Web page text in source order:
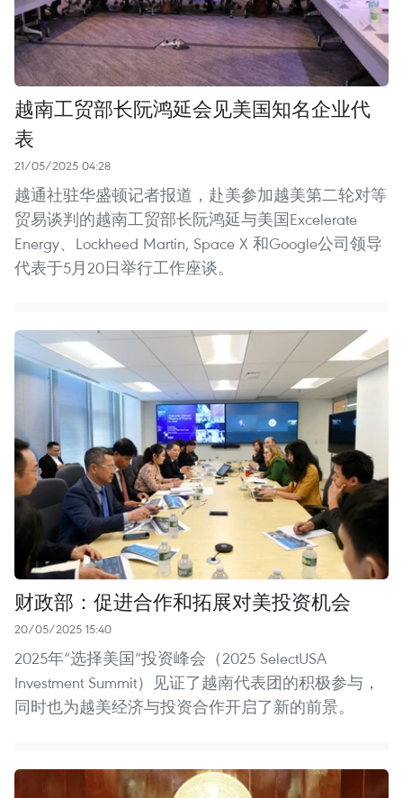
越南工贸部长阮鸿延会见美国知名企业代
表
21/05/2025 04:28
越通社驻华盛顿记者报道，赴美参加越美第二轮对等
贸易谈判的越南工贸部长阮鸿延与美国Excelerate
Energy、Lockheed Martin, Space X 和Google公司领导
代表于5月20日举行工作座谈。
财政部：促进合作和拓展对美投资机会
20/05/2025 15:40
2025年“选择美国”投资峰会（2025 SelectUSA
Investment Summit）见证了越南代表团的积极参与，
同时也为越美经济与投资合作开启了新的前景。